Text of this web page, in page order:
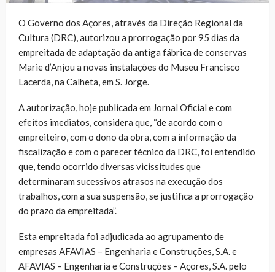
O Governo dos Açores, através da Direção Regional da
Cultura (DRC), autorizou a prorrogação por 95 dias da
empreitada de adaptação da antiga fábrica de conservas
Marie d’Anjou a novas instalações do Museu Francisco
Lacerda, na Calheta, em S. Jorge.
A autorização, hoje publicada em Jornal Oficial e com
efeitos imediatos, considera que, “de acordo com o
empreiteiro, com o dono da obra, com a informação da
fiscalização e com o parecer técnico da DRC, foi entendido
que, tendo ocorrido diversas vicissitudes que
determinaram sucessivos atrasos na execução dos
trabalhos, com a sua suspensão, se justifica a prorrogação
do prazo da empreitada”.
Esta empreitada foi adjudicada ao agrupamento de
empresas AFAVIAS – Engenharia e Construções, S.A. e
AFAVIAS – Engenharia e Construções – Açores, S.A. pelo